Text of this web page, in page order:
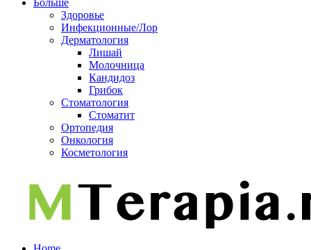
Больше
Здоровье
Инфекционные/Лор
Дерматология
Лишай
Молочница
Кандидоз
Грибок
Стоматология
Стоматит
Ортопедия
Онкология
Косметология